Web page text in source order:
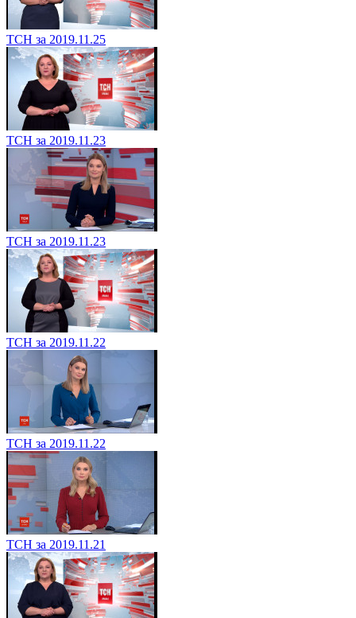
ТСН за 2019.11.25
ТСН за 2019.11.23
ТСН за 2019.11.23
ТСН за 2019.11.22
ТСН за 2019.11.22
ТСН за 2019.11.21